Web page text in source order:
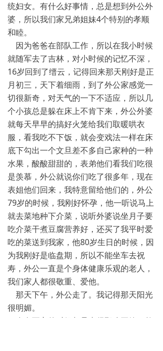
统妇女。有什么好事情，总是想到外公外
婆，所以我们家兄弟姐妹4个特别的孝顺
和睦。
因为爸爸在部队工作，所以在我小时候
就随军去了吉林，对小时候的记忆不深，
16岁回到了缙云，记得回来那天刚好是正
月初三，天下着细雨，到了外公家感觉一
切很新奇，对天气的一下不适应，所以几
个小孩总是躲在床上不肯下来，外公外婆
就每天早早的搞好火笼给我们取暖哄衣
服，看我吃不下饭，就会变戏法一样在床
底下勾出一个文旦差不多自己家种的一种
水果，酸酸甜甜的，表弟他们看我们吃很
是羡慕，外公就说你们吃了很多年，现在
表姐他们回来，我特意留给他们的，外公
79岁的时候，我刚好怀孕，他一听说马上
就去菜地种下介菜，说听外婆说坐月子要
吃介菜干煮豆腐营养好，还买了我平时爱
吃的菜送到我家，他80岁生日的时候，因
为我刚好是临盘期，所以不能坐车去祝
寿，外公一直是个身体健康乐观的老人，
我们家人都很敬重、爱他。
那天下午，外公走了。我记得那天阳光
很明媚。
人在死亡的时候都是走得那么平静，然